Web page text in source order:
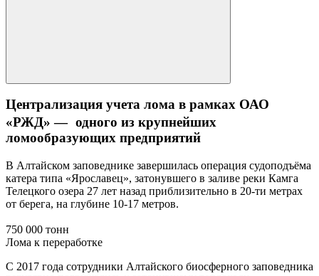
Централизация учета лома в рамках ОАО
«РЖД» — одного из крупнейших
ломообразующих предприятий
В Алтайском заповеднике завершилась операция судоподъёма
катера типа «Ярославец», затонувшего в заливе реки Камга
Телецкого озера 27 лет назад приблизительно в 20-ти метрах
от берега, на глубине 10-17 метров.
750 000 тонн
Лома к переработке
С 2017 года сотрудники Алтайского биосферного заповедника